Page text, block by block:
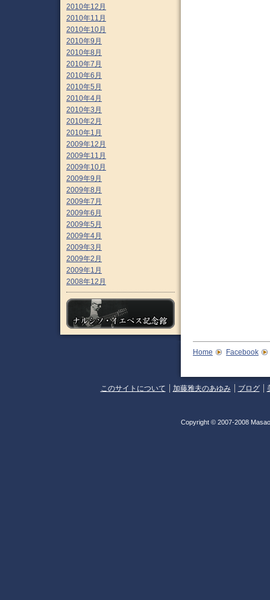
2010年12月
2010年11月
2010年10月
2010年9月
2010年8月
2010年7月
2010年6月
2010年5月
2010年4月
2010年3月
2010年2月
2010年1月
2009年12月
2009年11月
2009年10月
2009年9月
2009年8月
2009年7月
2009年6月
2009年5月
2009年4月
2009年3月
2009年2月
2009年1月
2008年12月
Home Facebook
このサイトについて 加藤雅夫のあゆみ ブログ
Copyright © 2007-2008